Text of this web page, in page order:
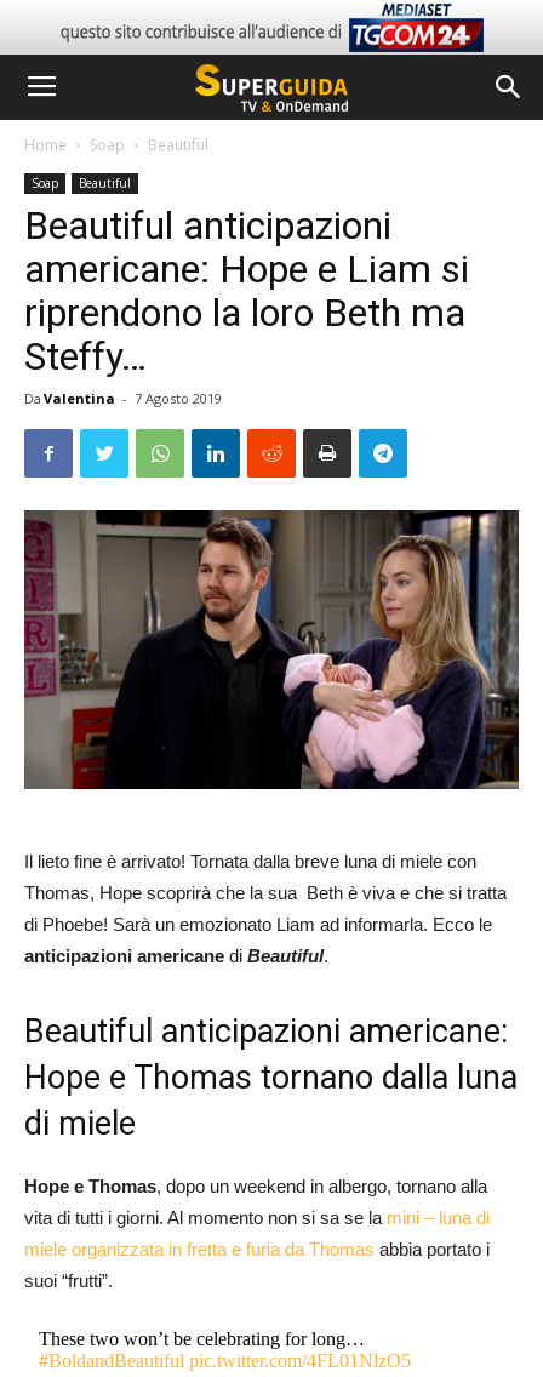
Home Soap Beautiful
Soap Beautiful
Beautiful anticipazioni
americane: Hope e Liam si
riprendono la loro Beth ma
Steffy…
Da Valentina - 7 Agosto 2019
Il lieto fine è arrivato! Tornata dalla breve luna di miele con
Thomas, Hope scoprirà che la sua Beth è viva e che si tratta
di Phoebe! Sarà un emozionato Liam ad informarla. Ecco le
anticipazioni americane di Beautiful.
Beautiful anticipazioni americane:
Hope e Thomas tornano dalla luna
di miele
Hope e Thomas, dopo un weekend in albergo, tornano alla
vita di tutti i giorni. Al momento non si sa se la mini – luna di
miele organizzata in fretta e furia da Thomas abbia portato i
suoi “frutti”.
These two won’t be celebrating for long…
#BoldandBeautiful pic.twitter.com/4FL01NlzO5